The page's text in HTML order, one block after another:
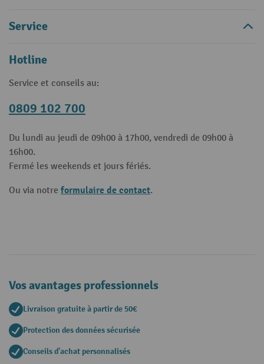
Service
Hotline
Service et conseils au:
0809 102 700
Du lundi au jeudi de 09h00 à 17h00, vendredi de 09h00 à
16h00.
Fermé les weekends et jours fériés.
Ou via notre formulaire de contact.
Vos avantages professionnels
Livraison gratuite à partir de 50€
Protection des données sécurisée
Conseils d'achat personnalisés